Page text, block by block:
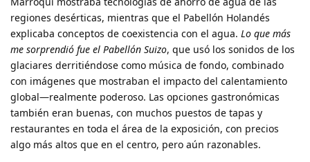
regiones desérticas, mientras que el Pabellón Holandés
explicaba conceptos de coexistencia con el agua. Lo que más
me sorprendió fue el Pabellón Suizo, que usó los sonidos de los
glaciares derritiéndose como música de fondo, combinado
con imágenes que mostraban el impacto del calentamiento
global—realmente poderoso. Las opciones gastronómicas
también eran buenas, con muchos puestos de tapas y
restaurantes en toda el área de la exposición, con precios
algo más altos que en el centro, pero aún razonables.